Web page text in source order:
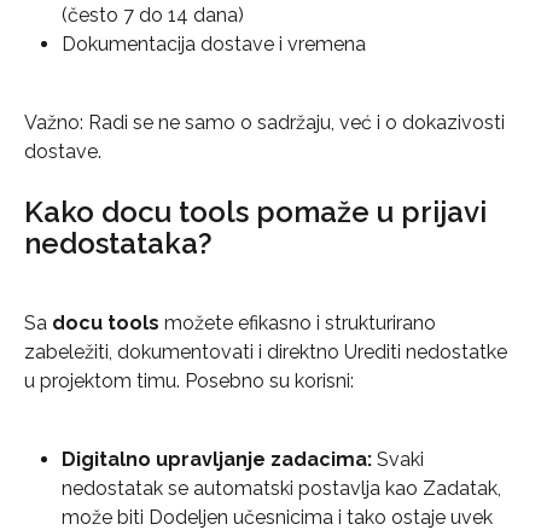
(često 7 do 14 dana)
Dokumentacija dostave i vremena
Važno: Radi se ne samo o sadržaju, već i o dokazivosti
dostave.
Kako docu tools pomaže u prijavi
nedostataka?
Sa docu tools možete efikasno i strukturirano
zabeležiti, dokumentovati i direktno Urediti nedostatke
u projektom timu. Posebno su korisni:
Digitalno upravljanje zadacima: Svaki
nedostatak se automatski postavlja kao Zadatak,
može biti Dodeljen učesnicima i tako ostaje uvek